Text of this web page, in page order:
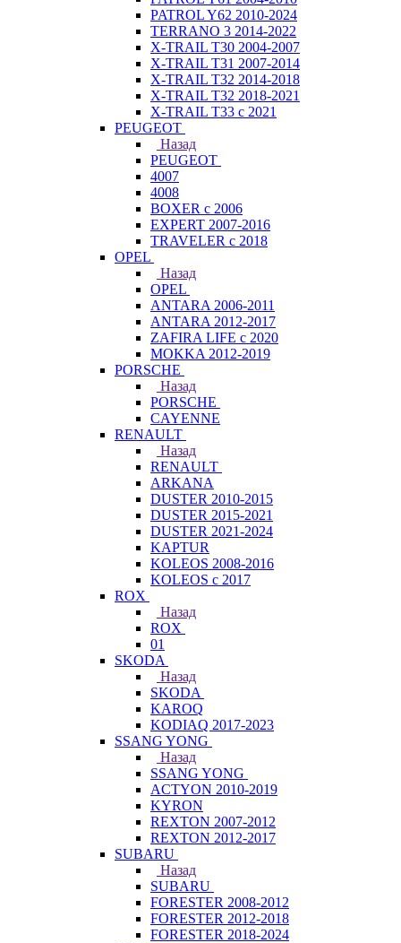
PATROL Y62 2010-2024
TERRANO 3 2014-2022
X-TRAIL T30 2004-2007
X-TRAIL T31 2007-2014
X-TRAIL T32 2014-2018
X-TRAIL T32 2018-2021
X-TRAIL T33 с 2021
PEUGEOT
Назад
PEUGEOT
4007
4008
BOXER с 2006
EXPERT 2007-2016
TRAVELER с 2018
OPEL
Назад
OPEL
ANTARA 2006-2011
ANTARA 2012-2017
ZAFIRA LIFE с 2020
MOKKA 2012-2019
PORSCHE
Назад
PORSCHE
CAYENNE
RENAULT
Назад
RENAULT
ARKANA
DUSTER 2010-2015
DUSTER 2015-2021
DUSTER 2021-2024
KAPTUR
KOLEOS 2008-2016
KOLEOS с 2017
ROX
Назад
ROX
01
SKODA
Назад
SKODA
KAROQ
KODIAQ 2017-2023
SSANG YONG
Назад
SSANG YONG
ACTYON 2010-2019
KYRON
REXTON 2007-2012
REXTON 2012-2017
SUBARU
Назад
SUBARU
FORESTER 2008-2012
FORESTER 2012-2018
FORESTER 2018-2024